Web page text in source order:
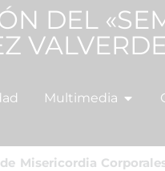
DEL
Multimedia
Misericordia